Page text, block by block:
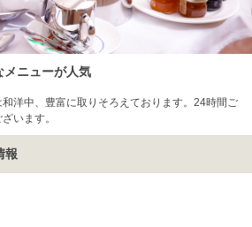
メニューが人気
洋中、豊富に取りそろえております。24時間ご
います。
報